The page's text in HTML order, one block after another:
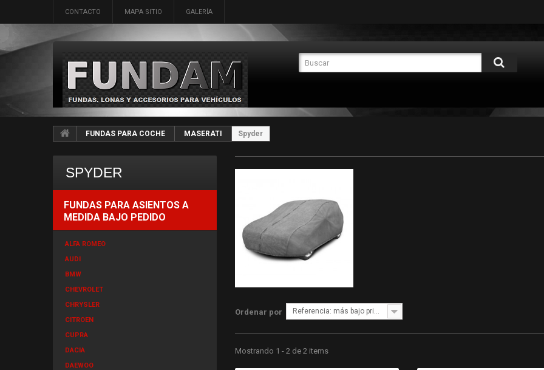
CONTACTO MAPA SITIO GALERÍA
FUNDAS PARA COCHE MASERATI Spyder
SPYDER
FUNDAS PARA ASIENTOS A
MEDIDA BAJO PEDIDO
ALFA ROMEO
AUDI
BMW
CHEVROLET
CHRYSLER
CITROEN
CUPRA
DACIA
DAEWOO
Ordenar por Referencia: más bajo primero
Mostrando 1 - 2 de 2 items